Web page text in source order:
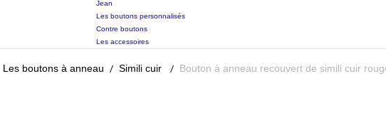
Jean
Les boutons personnalisés
Contre boutons
Les accessoires
Les boutons à anneau Simili cuir Bouton à anneau recouvert de simili cuir